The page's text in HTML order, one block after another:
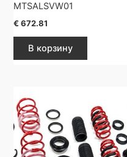
MTSALSVW01
€ 672.81
В корзину